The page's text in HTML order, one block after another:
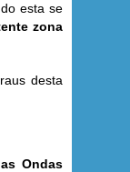
esta se
zona
desta
Ondas